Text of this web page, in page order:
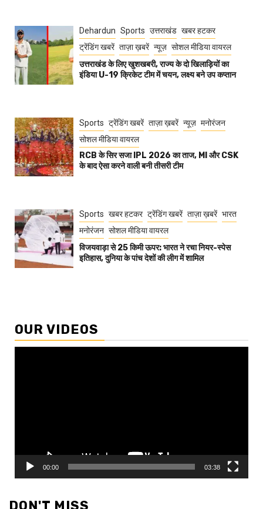
Dehardun Sports उत्तराखंड खबर हटकर
ट्रेंडिंग खबरें ताज़ा ख़बरें न्यूज़ सोशल मीडिया वायरल
उत्तराखंड के लिए खुशखबरी, राज्य के दो खिलाड़ियों का
इंडिया U-19 क्रिकेट टीम में चयन, लक्ष्य बने उप कप्तान
Sports ट्रेंडिंग खबरें ताज़ा ख़बरें न्यूज़ मनोरंजन
सोशल मीडिया वायरल
RCB के सिर सजा IPL 2026 का ताज, MI और CSK
के बाद ऐसा करने वाली बनी तीसरी टीम
Sports खबर हटकर ट्रेंडिंग खबरें ताज़ा ख़बरें भारत
मनोरंजन सोशल मीडिया वायरल
विजयवाड़ा से 25 किमी ऊपर: भारत ने रचा नियर-स्पेस
इतिहास, दुनिया के पांच देशों की लीग में शामिल
OUR VIDEOS
00:00 03:38
DON'T MISS